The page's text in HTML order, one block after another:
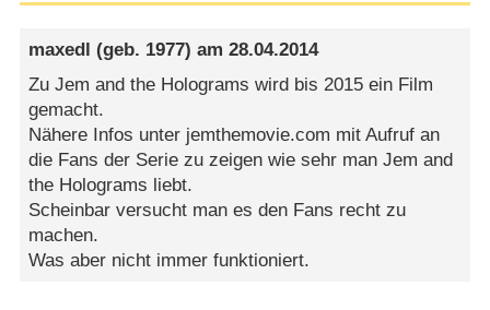
maxedl (geb. 1977) am28.04.2014
Zu Jem and the Holograms wird bis 2015 ein Film
gemacht.
Nähere Infos unter jemthemovie.com mit Aufruf an
die Fans der Serie zu zeigen wie sehr man Jem and
the Holograms liebt.
Scheinbar versucht man es den Fans recht zu
machen.
Was aber nicht immer funktioniert.